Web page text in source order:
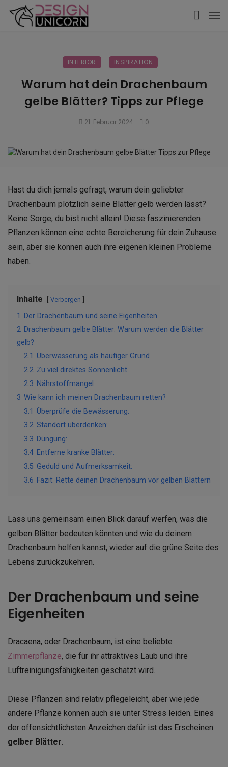
INTERIOR INSPIRATION
Warum hat dein Drachenbaum
gelbe Blätter? Tipps zur Pflege
21. Februar 2024 0
Hast du dich jemals gefragt, warum dein geliebter
Drachenbaum plötzlich seine Blätter gelb werden lässt?
Keine Sorge, du bist nicht allein! Diese faszinierenden
Pflanzen können eine echte Bereicherung für dein Zuhause
sein, aber sie können auch ihre eigenen kleinen Probleme
haben.
Inhalte Verbergen
1
Der Drachenbaum und seine Eigenheiten
2 Drachenbaum gelbe Blätter: Warum werden die Blätter
gelb?
2.1 Überwässerung als häufiger Grund
2.2 Zu viel direktes Sonnenlicht
2.3 Nährstoffmangel
3 Wie kann ich meinen Drachenbaum retten?
3.1 Überprüfe die Bewässerung:
3.2 Standort überdenken:
3.3 Düngung:
3.4 Entferne kranke Blätter:
3.5 Geduld und Aufmerksamkeit:
3.6 Fazit: Rette deinen Drachenbaum vor gelben Blättern
Lass uns gemeinsam einen Blick darauf werfen, was die
gelben Blätter bedeuten könnten und wie du deinem
Drachenbaum helfen kannst, wieder auf die grüne Seite des
Lebens zurückzukehren.
Der Drachenbaum und seine
Eigenheiten
Dracaena, oder Drachenbaum, ist eine beliebte
Zimmerpflanze, die für ihr attraktives Laub und ihre
Luftreinigungsfähigkeiten geschätzt wird.
Diese Pflanzen sind relativ pflegeleicht, aber wie jede
andere Pflanze können auch sie unter Stress leiden. Eines
der offensichtlichsten Anzeichen dafür ist das Erscheinen
gelber Blätter